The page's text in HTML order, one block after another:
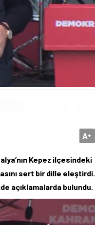
A+
Kepez ilçesindeki
sert bir dille eleştirdi.
açıklamalarda bulundu.